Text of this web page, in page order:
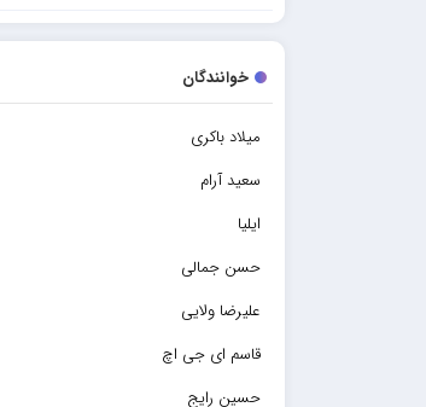
خوانندگان
میلاد باکری
سعید آرام
ایلیا
حسن جمالی
علیرضا ولایی
قاسم ای جی اچ
حسین رایج